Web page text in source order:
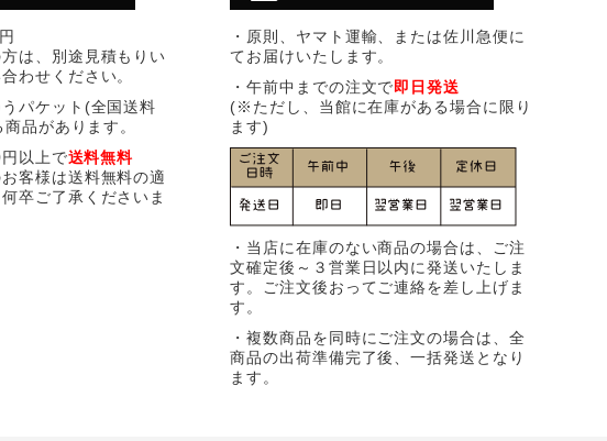
は、別途見積もりい
わせください。
うパケット(全国送料
品があります。
以上で送料無料
お客様は送料無料の適
卒ご了承くださいま
・原則、ヤマト運輸、または佐川急便に
てお届けいたします。
・午前中までの注文で即日発送
(※ただし、当館に在庫がある場合に限り
ます)
・当店に在庫のない商品の場合は、ご注
文確定後～３営業日以内に発送いたしま
す。ご注文後おってご連絡を差し上げま
す。
・複数商品を同時にご注文の場合は、全
商品の出荷準備完了後、一括発送となり
ます。